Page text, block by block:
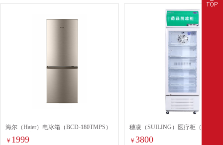
海尔（Haier）电冰箱（BCD-180TMPS）
（直冷两门）
￥ 1999
穗凌（SUILING）医疗柜（SL-273
￥3800